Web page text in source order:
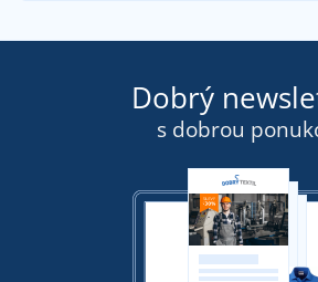
Dobrý
s dobrou